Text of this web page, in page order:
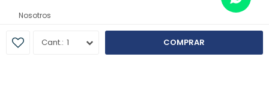
1 COMPRAR
Nosotros